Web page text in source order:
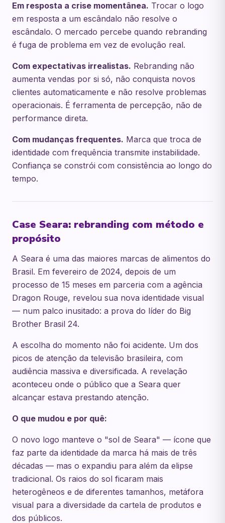
Em resposta a crise momentânea. Trocar o logo
em resposta a um escândalo não resolve o
escândalo. O mercado percebe quando rebranding
é fuga de problema em vez de evolução real.
Com expectativas irrealistas. Rebranding não
aumenta vendas por si só, não conquista novos
clientes automaticamente e não resolve problemas
operacionais. É ferramenta de percepção, não de
performance direta.
Com mudanças frequentes. Marca que troca de
identidade com frequência transmite instabilidade.
Confiança se constrói com consistência ao longo do
tempo.
Case Seara: rebranding com método e
propósito
A Seara é uma das maiores marcas de alimentos do
Brasil. Em fevereiro de 2024, depois de um
processo de 15 meses em parceria com a agência
Dragon Rouge, revelou sua nova identidade visual
— num palco inusitado: a prova do líder do Big
Brother Brasil 24.
A escolha do momento não foi acidente. Um dos
picos de atenção da televisão brasileira, com
audiência massiva e diversificada. A revelação
aconteceu onde o público que a Seara quer
alcançar estava prestando atenção.
O que mudou e por quê:
O novo logo manteve o "sol de Seara" — ícone que
faz parte da identidade da marca há mais de três
décadas — mas o expandiu para além da elipse
tradicional. Os raios do sol ficaram mais
heterogêneos e de diferentes tamanhos, metáfora
visual para a diversidade da cartela de produtos e
dos públicos.